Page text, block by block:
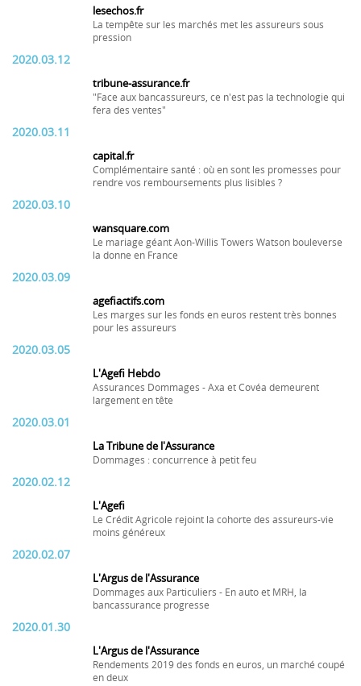
lesechos.fr
La tempête sur les marchés met les assureurs sous
pression
2020.03.12
tribune-assurance.fr
"Face aux bancassureurs, ce n'est pas la technologie qui
fera des ventes"
2020.03.11
capital.fr
Complémentaire santé : où en sont les promesses pour
rendre vos remboursements plus lisibles ?
2020.03.10
wansquare.com
Le mariage géant Aon-Willis Towers Watson bouleverse
la donne en France
2020.03.09
agefiactifs.com
Les marges sur les fonds en euros restent très bonnes
pour les assureurs
2020.03.05
L'Agefi Hebdo
Assurances Dommages - Axa et Covéa demeurent
largement en tête
2020.03.01
La Tribune de l'Assurance
Dommages : concurrence à petit feu
2020.02.12
L'Agefi
Le Crédit Agricole rejoint la cohorte des assureurs-vie
moins généreux
2020.02.07
L'Argus de l'Assurance
Dommages aux Particuliers - En auto et MRH, la
bancassurance progresse
2020.01.30
L'Argus de l'Assurance
Rendements 2019 des fonds en euros, un marché coupé
en deux